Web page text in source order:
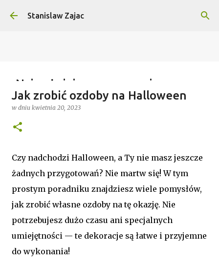
Przejdź do głównej zawartości
Stanislaw Zajac
Najważniejsze wymagania na
wyprawy outdoorowe – co musisz
wiedzieć?
w dniu
Jak zrobić ozdoby na Halloween
w dniu kwietnia 20, 2023
Czy nadchodzi Halloween, a Ty nie masz jeszcze
żadnych przygotowań? Nie martw się! W tym
prostym poradniku znajdziesz wiele pomysłów,
jak zrobić własne ozdoby na tę okazję. Nie
potrzebujesz dużo czasu ani specjalnych
umiejętności — te dekoracje są łatwe i przyjemne
do wykonania!